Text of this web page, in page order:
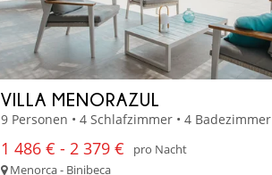
VILLA MENORAZUL
9 Personen • 4 Schlafzimmer • 4 Badezimmer
1 486 € - 2 379 €
pro Nacht
Menorca - Binibeca